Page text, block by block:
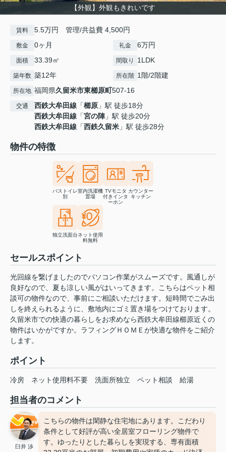
【外観】外観もきれいです
賃料 5.5万円 管理/共益費 4,500円
敷金 0ヶ月 礼金 6万円
面積 33.39㎡ 間取り 1LDK
築年数 築12年 所在階 1階/2階建
所在地 福岡県久留米市東櫛原町507-16
交通 西鉄大牟田線 「櫛原 」駅 徒歩18分
西鉄大牟田線 「宮の陣」駅 徒歩20分
西鉄大牟田線 「西鉄久留米 」駅 徒歩28分
物件の特徴
バストイレ
別
室内洗濯機
置場
TVモニタ
付きインタ
ーホン
カウンター
キッチン
独立洗面台ネット使用
料無料
セールスポイント
光回線を繋げましたのでパソコン作業がスムーズです。風通しが
良好なので、夏も涼しい風がはいってきます。こちらはペット相
談可の物件なので、事前にご相談いただけます。短時間でごみ出
しを終えられるように、敷地内にゴミ置き場をつけております。
久留米市での快適の暮らしをお求めなら西鉄大牟田線櫛原近くの
物件はいかがですか。ラフィングＨＯＭＥが快適な物件をご紹介
します。
ポイント
冷房 ネット使用料不要 洗面所独立 ペット相談 給湯
担当者のコメント
臼井 渉
こちらの物件は閑静な住宅地にあります。こだわり
条件として好評が高い全居室フローリング物件で
す。ゆったりとした暮らしを実現する、専有面積